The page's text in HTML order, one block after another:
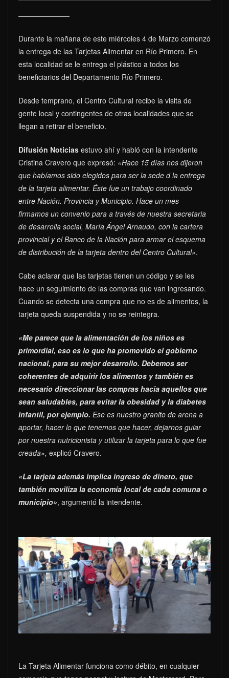
Durante la mañana de este miércoles 4 de Marzo comenzó
la entrega de las Tarjetas Alimentar en Río Primero. En
esta localidad se le entrega el plástico a todos los
beneficiarios del Departamento Río Primero.
Desde temprano, el Centro Cultural recibe la visita de
gente local y contingentes de otras localidades que se
llegan a retirar el beneficio.
Difusión Noticias estuvo ahí y habló con la intendente
Cristina Cravero que expresó: «Hace 15 días nos dijeron
que habíamos sido elegidos para ser la sede d la entrega
de la tarjeta alimentar. Éste fue un trabajo coordinado
entre Nación. Provincia y Municipio. Hace un mes
firmamos un convenio para a través de nuestra secretaria
de desarrolla social, María Ángel Arnaudo, con la cartera
provincial y el Banco de la Nación para armar el esquema
de distribución de la tarjeta dentro del Centro Cultural».
Cabe aclarar que las tarjetas tienen un código y se les
hace un seguimiento de las compras que van ingresando.
Cuando se detecta una compra que no es de alimentos, la
tarjeta queda suspendida y no se reintegra.
«Me parece que la alimentación de los niños es
primordial, eso es lo que ha promovido el gobierno
nacional, para su mejor desarrollo. Debemos ser
coherentes de adquirir los alimentos y también es
necesario direccionar las compras hacia aquellos que
sean saludables, para evitar la obesidad y la diabetes
infantil, por ejemplo. Ese es nuestro granito de arena a
aportar, hacer lo que tenemos que hacer, dejarnos guiar
por nuestra nutricionista y utilizar la tarjeta para lo que fue
creada», explicó Cravero.
«La tarjeta además implica ingreso de dinero, que
también moviliza la economía local de cada comuna o
municipio», argumentó la intendente.
La Tarjeta Alimentar funciona como débito, en cualquier